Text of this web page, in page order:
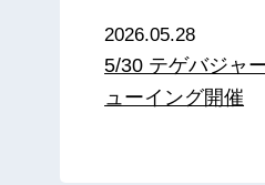
2026.05.28
5/30 テゲバジャ
ューイング開催